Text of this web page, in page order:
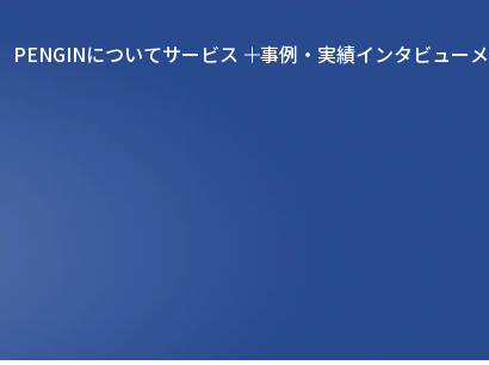
PENGINについてサービス 事例・実績インタビュー